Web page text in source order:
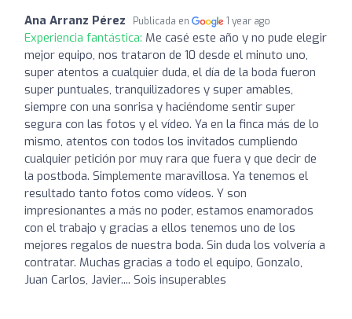
Ana Arranz Pérez Publicada en 1 year ago
Experiencia fantástica: Me casé este año y no pude elegir
mejor equipo, nos trataron de 10 desde el minuto uno,
super atentos a cualquier duda, el día de la boda fueron
super puntuales, tranquilizadores y super amables,
siempre con una sonrisa y haciéndome sentir super
segura con las fotos y el vídeo. Ya en la finca más de lo
mismo, atentos con todos los invitados cumpliendo
cualquier petición por muy rara que fuera y que decir de
la postboda. Simplemente maravillosa. Ya tenemos el
resultado tanto fotos como vídeos. Y son
impresionantes a más no poder, estamos enamorados
con el trabajo y gracias a ellos tenemos uno de los
mejores regalos de nuestra boda. Sin duda los volvería a
contratar. Muchas gracias a todo el equipo, Gonzalo,
Juan Carlos, Javier.... Sois insuperables